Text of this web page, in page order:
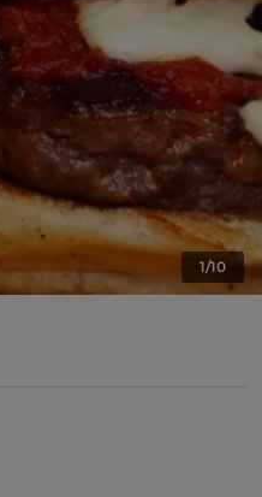
1/10